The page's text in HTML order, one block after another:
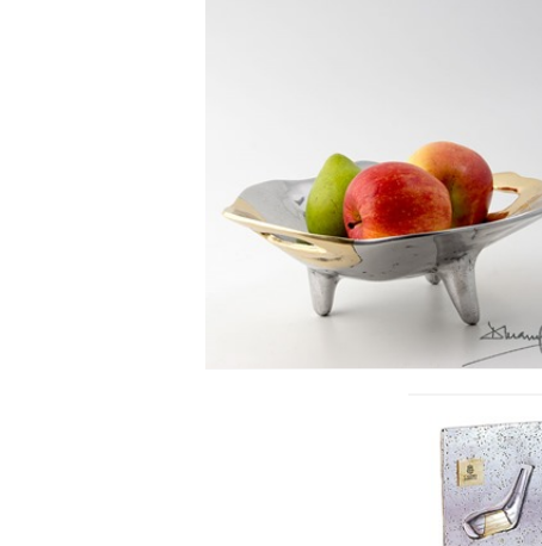
SKÅL PÅ 3 BEN, SWEET
BOWL
Se detajler